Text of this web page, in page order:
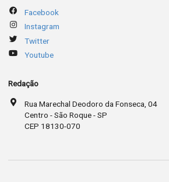
Facebook
Instagram
Twitter
Youtube
Redação
Rua Marechal Deodoro da Fonseca, 04
Centro - São Roque - SP
CEP 18130-070